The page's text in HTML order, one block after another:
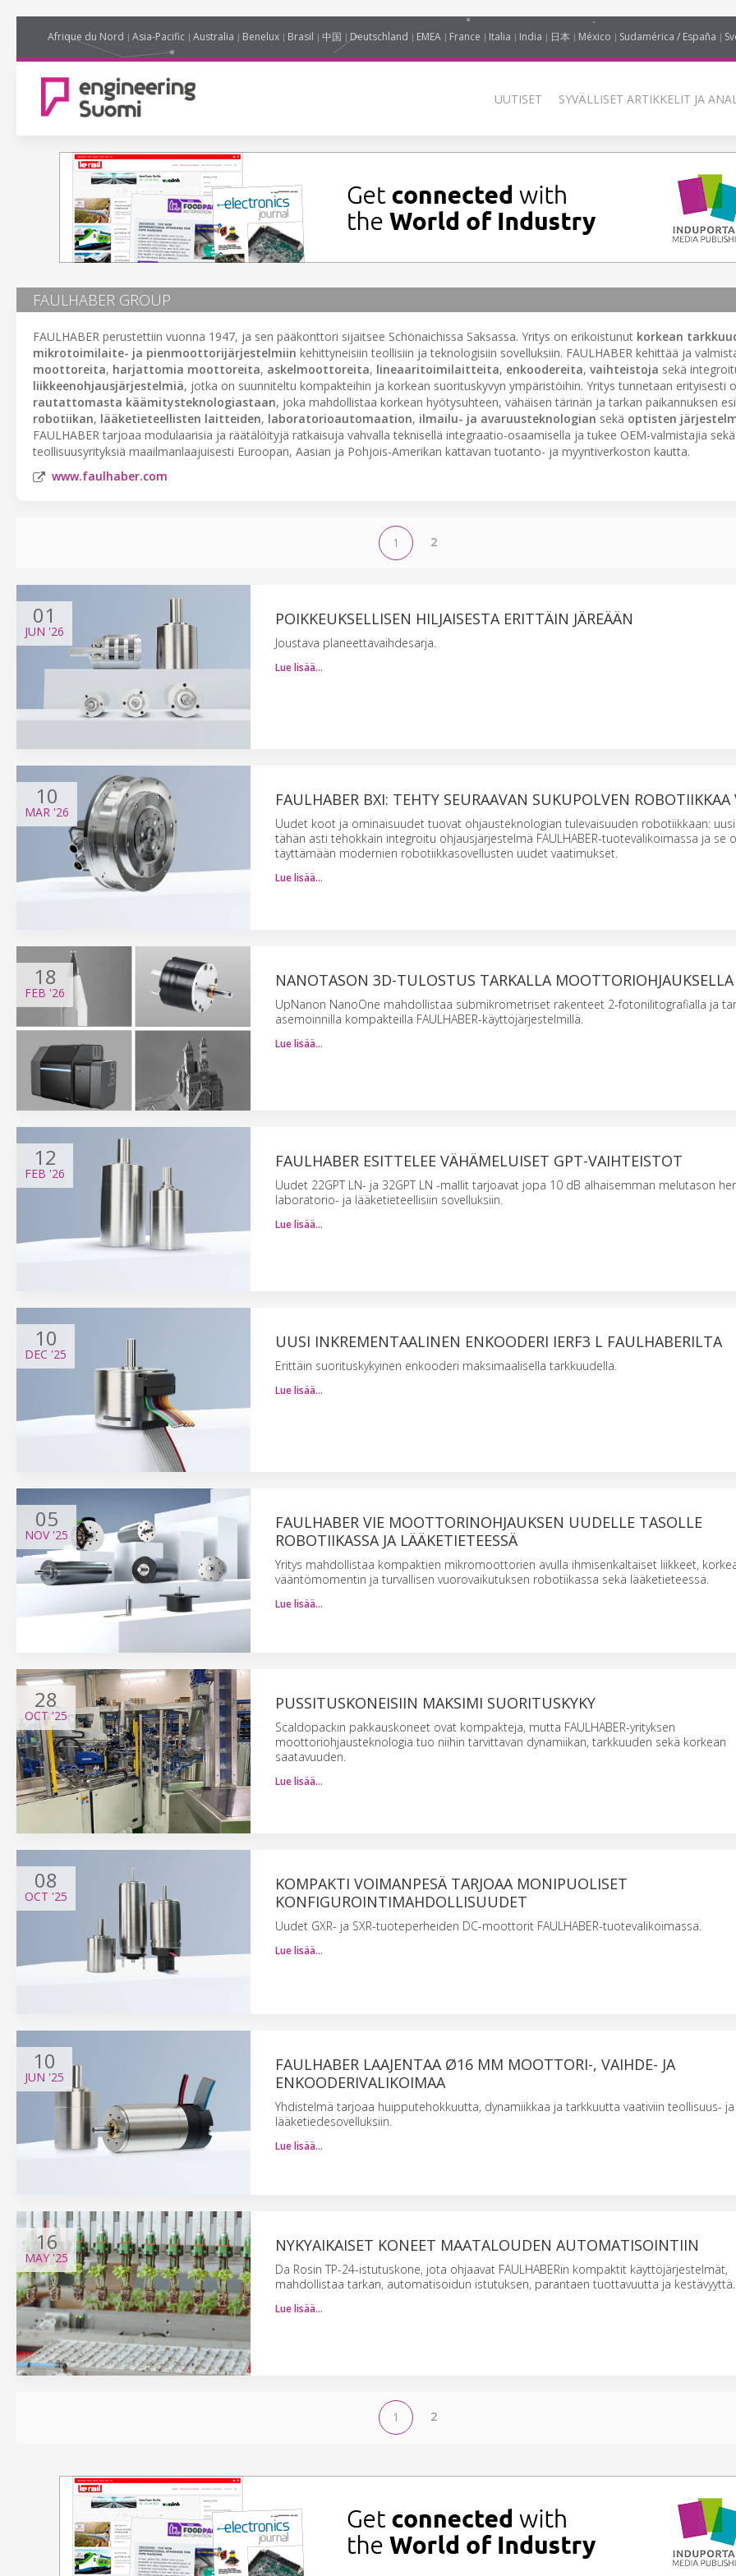
Afrique du Nord Asia-Pacific Australia Benelux Brasil 中国 Deutschland EMEA France Italia India 日本 México Sudamérica / España
UUTISET SYVÄLLISET ARTIKKELIT JA
FAULHABER GROUP
FAULHABER perustettiin vuonna 1947, ja sen pääkonttori sijaitsee Schönaichissa Saksassa. Yritys on erikoistunut korkean
mikrotoimilaite- ja pienmoottorijärjestelmiin kehittyneisiin teollisiin ja teknologisiin sovelluksiin. FAULHABER kehittää ja
moottoreita, harjattomia moottoreita, askelmoottoreita, lineaaritoimilaitteita, enkoodereita, vaihteistoja sekä
liikkeenohjausjärjestelmiä, jotka on suunniteltu kompakteihin ja korkean suorituskyvyn ympäristöihin. Yritys tunnetaan erityisesti
rautattomasta käämitysteknologiastaan, joka mahdollistaa korkean hyötysuhteen, vähäisen tärinän ja tarkan paikannuksen
robotiikan, lääketieteellisten laitteiden, laboratorioautomaation, ilmailu- ja avaruusteknologian sekä optisten
FAULHABER tarjoaa modulaarisia ja räätälöityjä ratkaisuja vahvalla teknisellä integraatio-osaamisella ja tukee OEM-valmistajia sekä
teollisuusyrityksiä maailmanlaajuisesti Euroopan, Aasian ja Pohjois-Amerikan kattavan tuotanto- ja myyntiverkoston kautta.
www.faulhaber.com
1 2
01
JUN '26
POIKKEUKSELLISEN HILJAISESTA ERITTÄIN JÄREÄÄN
Joustava planeettavaihdesarja.
Lue lisää…
10
MAR '26
FAULHABER BXI: TEHTY SEURAAVAN SUKUPOLVEN ROBOTIIKKAA
Uudet koot ja ominaisuudet tuovat ohjausteknologian tulevaisuuden robotiikkaan: uusi
tähän asti tehokkain integroitu ohjausjärjestelmä FAULHABER-tuotevalikoimassa ja se
täyttämään modernien robotiikkasovellusten uudet vaatimukset.
Lue lisää…
18
FEB '26
NANOTASON 3D-TULOSTUS TARKALLA MOOTTORIOHJAUKSELLA
UpNanon NanoOne mahdollistaa submikrometriset rakenteet 2-fotonilitografialla ja
asemoinnilla kompakteilla FAULHABER-käyttöjärjestelmillä.
Lue lisää…
12
FEB '26
FAULHABER ESITTELEE VÄHÄMELUISET GPT-VAIHTEISTOT
Uudet 22GPT LN- ja 32GPT LN -mallit tarjoavat jopa 10 dB alhaisemman melutason
laboratorio- ja lääketieteellisiin sovelluksiin.
Lue lisää…
10
DEC '25
UUSI INKREMENTAALINEN ENKOODERI IERF3 L FAULHABERILTA
Erittäin suorituskykyinen enkooderi maksimaalisella tarkkuudella.
Lue lisää…
05
NOV'25
FAULHABER VIE MOOTTORINOHJAUKSEN UUDELLE TASOLLE
ROBOTIIKASSA JA LÄÄKETIETEESSÄ
Yritys mahdollistaa kompaktien mikromoottorien avulla ihmisenkaltaiset liikkeet,
vääntömomentin ja turvallisen vuorovaikutuksen robotiikassa sekä lääketieteessä.
Lue lisää…
28
OCT'25
PUSSITUSKONEISIIN MAKSIMI SUORITUSKYKY
Scaldopackin pakkauskoneet ovat kompakteja, mutta FAULHABER-yrityksen
moottoriohjausteknologia tuo niihin tarvittavan dynamiikan, tarkkuuden sekä korkean
saatavuuden.
Lue lisää…
08
OCT '25
KOMPAKTI VOIMANPESÄ TARJOAA MONIPUOLISET
KONFIGUROINTIMAHDOLLISUUDET
Uudet GXR- ja SXR-tuoteperheiden DC-moottorit FAULHABER-tuotevalikoimassa.
Lue lisää…
10
JUN '25
FAULHABER LAAJENTAA Ø16 MM MOOTTORI-, VAIHDE- JA
ENKOODERIVALIKOIMAA
Yhdistelmä tarjoaa huipputehokkuutta, dynamiikkaa ja tarkkuutta vaativiin teollisuus- ja
lääketiedesovelluksiin.
Lue lisää…
16
MAY'25
NYKYAIKAISET KONEET MAATALOUDEN AUTOMATISOINTIIN
Da Rosin TP-24-istutuskone, jota ohjaavat FAULHABERin kompaktit käyttöjärjestelmät,
mahdollistaa tarkan, automatisoidun istutuksen, parantaen tuottavuutta ja kestävyyttä.
Lue lisää…
1 2